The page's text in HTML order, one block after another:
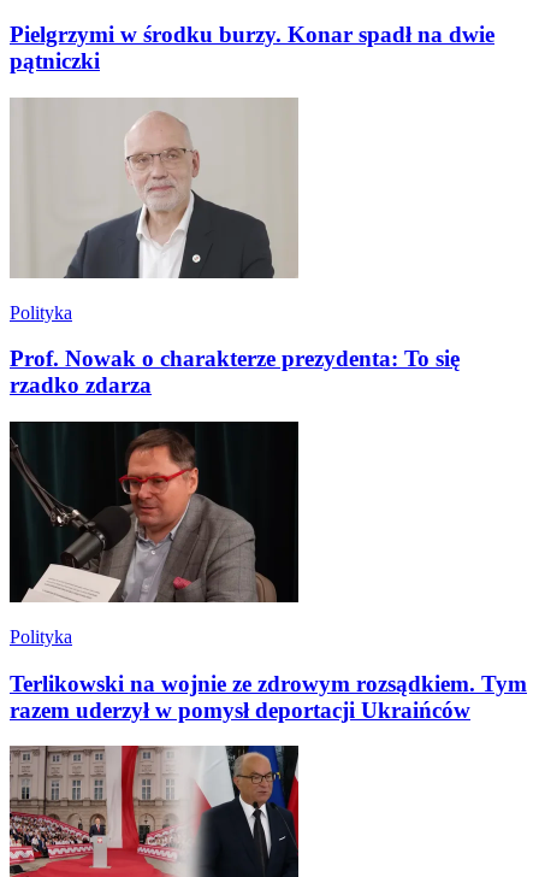
Pielgrzymi w środku burzy. Konar spadł na dwie
pątniczki
Polityka
Prof. Nowak o charakterze prezydenta: To się
rzadko zdarza
Polityka
Terlikowski na wojnie ze zdrowym rozsądkiem. Tym
razem uderzył w pomysł deportacji Ukraińców